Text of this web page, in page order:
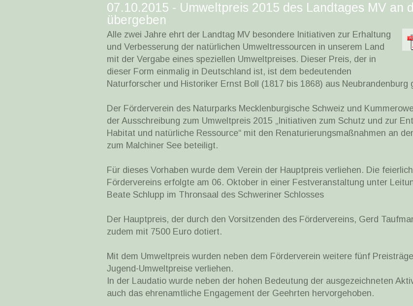
07.10.2015 - Umweltpreis 2015 des Landtages MV an
übergeben
Alle zwei Jahre ehrt der Landtag MV besondere Initiativen zur Erhaltung
und Verbesserung der natürlichen Umweltressourcen in unserem Land
mit der Vergabe eines speziellen Umweltpreises. Dieser Preis, der in
dieser Form einmalig in Deutschland ist, ist dem bedeutenden
Naturforscher und Historiker Ernst Boll (1817 bis 1868) aus Neubrandenburg
Der Förderverein des Naturparks Mecklenburgische Schweiz und
der Ausschreibung zum Umweltpreis 2015 „Initiativen zum Schutz und zur
Habitat und natürliche Ressource“ mit den Renaturierungsmaßnahmen an
zum Malchiner See beteiligt.
Für dieses Vorhaben wurde dem Verein der Hauptpreis verliehen. Die
Fördervereins erfolgte am 06. Oktober in einer Festveranstaltung unter
Beate Schlupp im Thronsaal des Schweriner Schlosses
Der Hauptpreis, der durch den Vorsitzenden des Fördervereins, Gerd
zudem mit 7500 Euro dotiert.
Mit dem Umweltpreis wurden neben dem Förderverein weitere fünf
Jugend-Umweltpreise verliehen.
In der Laudatio wurde neben der hohen Bedeutung der ausgezeichneten
auch das ehrenamtliche Engagement der Geehrten hervorgehoben.